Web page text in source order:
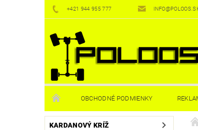
+421 944 955 777
OBCHODNÉ PODMIENKY
KARDANOVÝ KRÍŽ